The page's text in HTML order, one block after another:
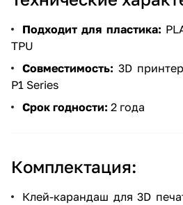
Подходит для пластика:
TPU
Совместимость: 3D
P1 Series
Срок годности: 2 года
Комплектация:
Клей-карандаш для 3D